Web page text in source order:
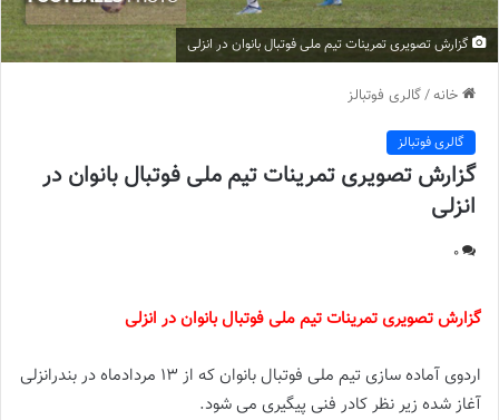
گزارش تصویری تمرینات تیم ملی فوتبال بانوان در انزلی
خانه/گالری فوتبالز
گالری فوتبالز
گزارش تصویری تمرینات تیم ملی فوتبال بانوان در
انزلی
0
گزارش تصویری تمرینات تیم ملی فوتبال بانوان در انزلی
اردوی آماده سازی تیم ملی فوتبال بانوان که از 13 مردادماه در بندرانزلی
آغاز شده زیر نظر کادر فنی پیگیری می شود.